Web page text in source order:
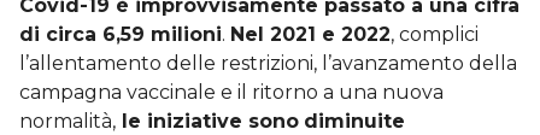
Covid-19 è improvvisamente passato a una cifra
di circa 6,59 milioni. Nel 2021 e 2022, complici
l’allentamento delle restrizioni, l’avanzamento della
campagna vaccinale e il ritorno a una nuova
normalità, le iniziative sono diminuite